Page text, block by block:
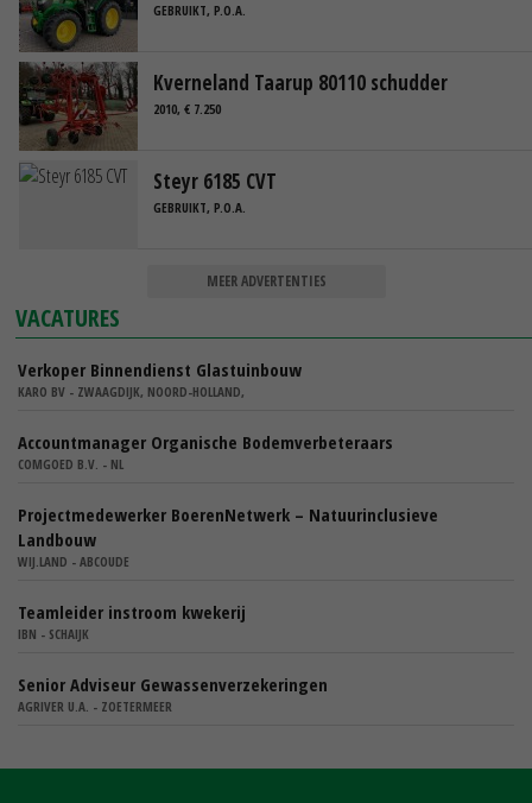
GEBRUIKT, P.O.A.
Kverneland Taarup 80110 schudder
2010, € 7.250
Steyr 6185 CVT
GEBRUIKT, P.O.A.
MEER ADVERTENTIES
VACATURES
Verkoper Binnendienst Glastuinbouw
KARO BV - ZWAAGDIJK, NOORD-HOLLAND,
Accountmanager Organische Bodemverbeteraars
COMGOED B.V. - NL
Projectmedewerker BoerenNetwerk – Natuurinclusieve
Landbouw
WIJ.LAND - ABCOUDE
Teamleider instroom kwekerij
IBN - SCHAIJK
Senior Adviseur Gewassenverzekeringen
AGRIVER U.A. - ZOETERMEER